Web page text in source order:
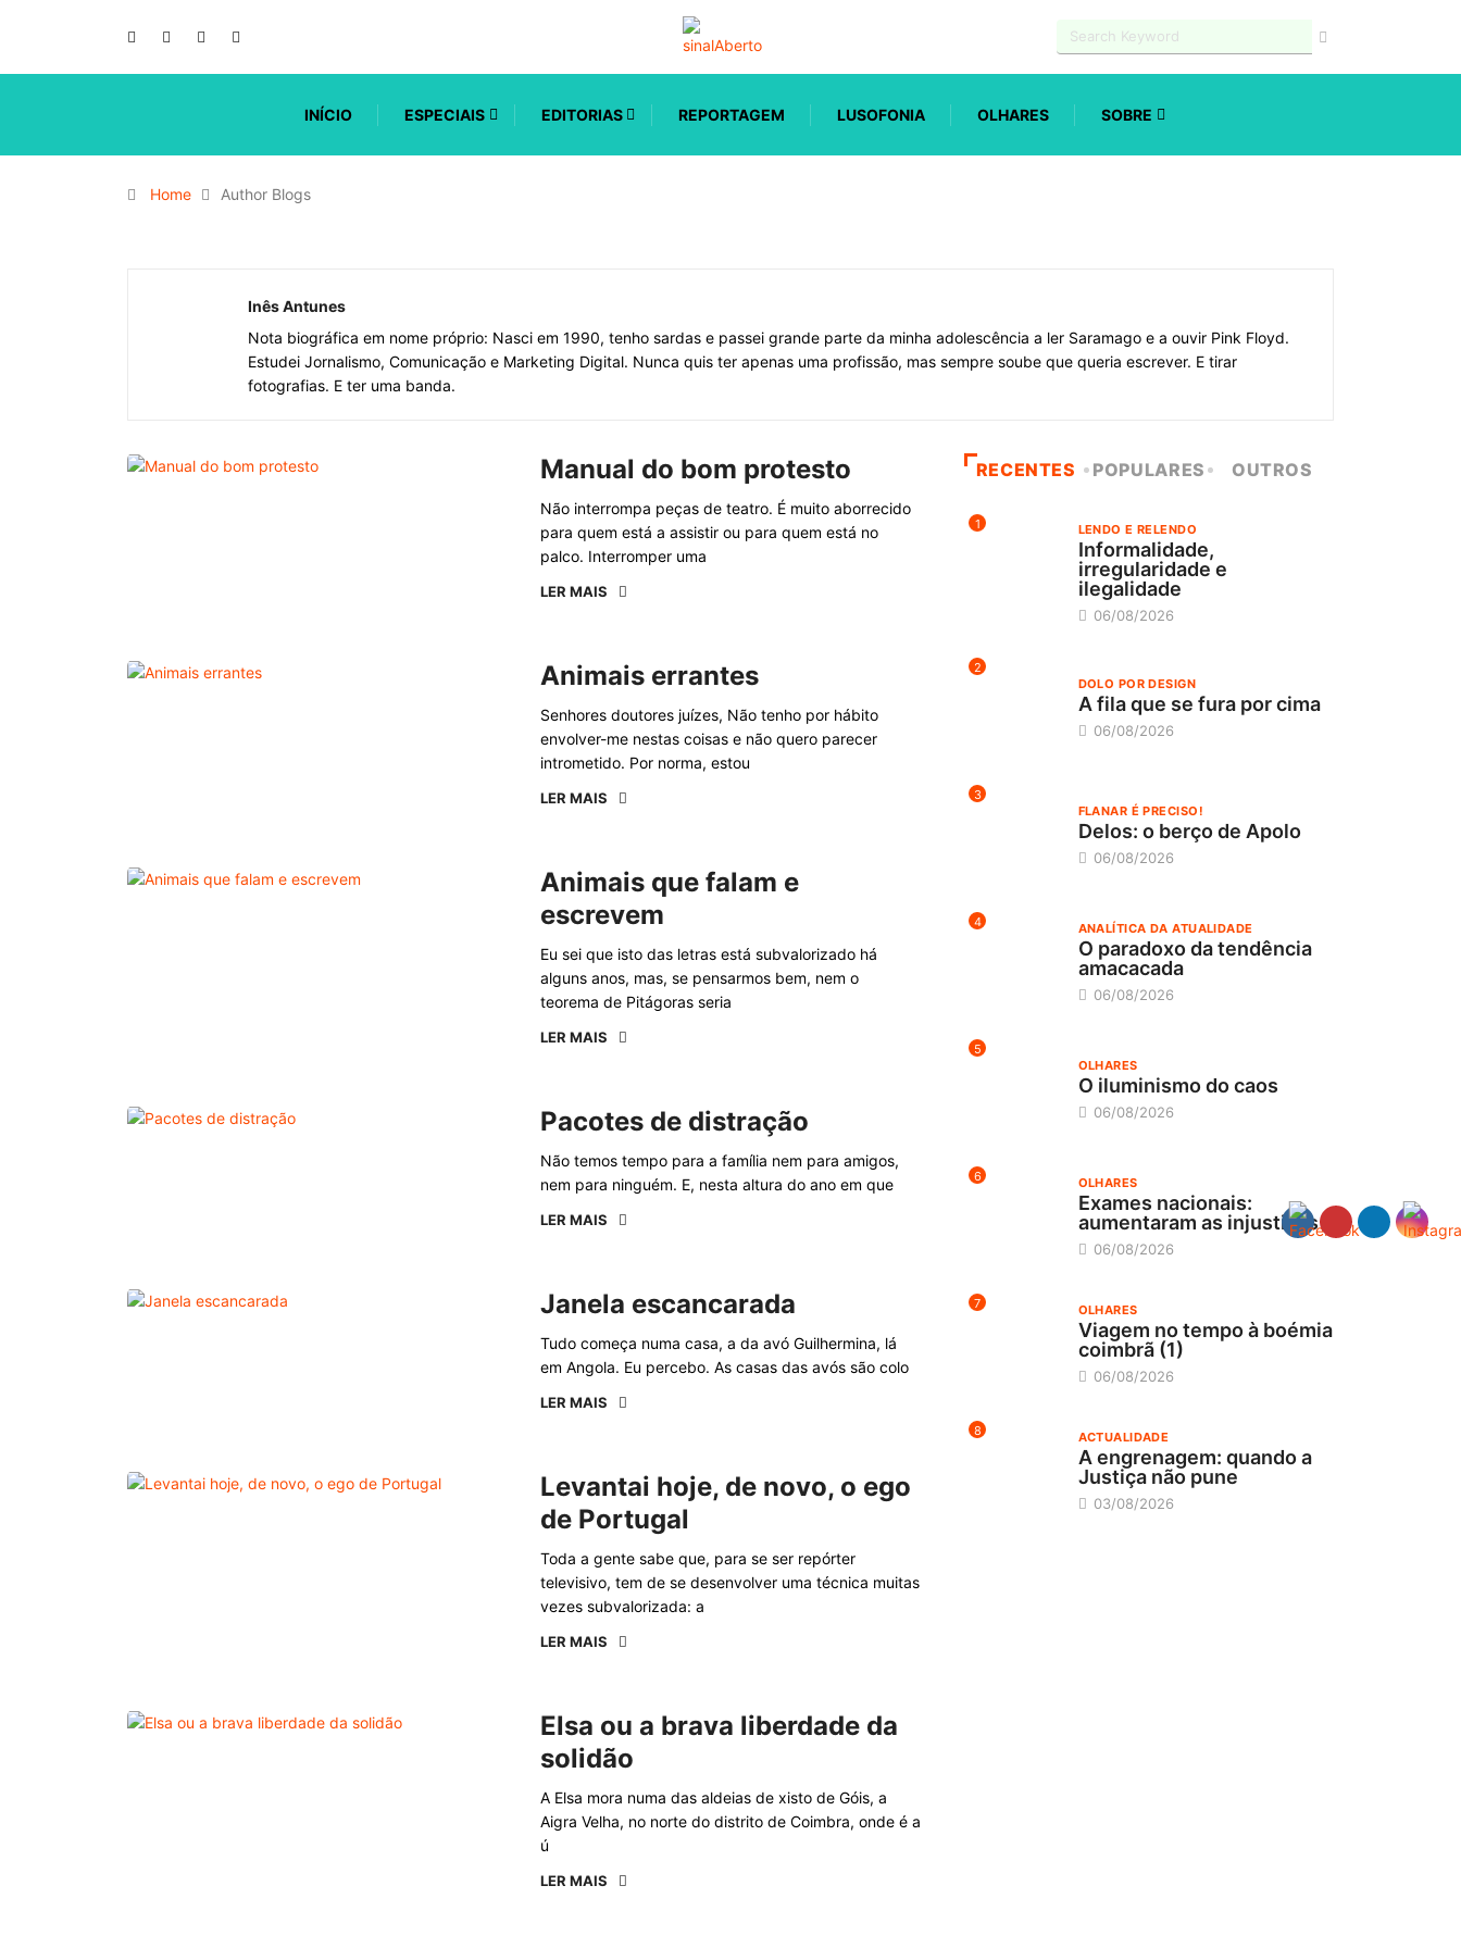
INÍCIO ESPECIAIS EDITORIAS REPORTAGEM LUSOFONIA OLHARES SOBRE
Home Author Blogs
Inês Antunes
Nota biográfica em nome próprio: Nasci em 1990, tenho sardas e passei grande parte da minha adolescência a ler Saramago e a ouvir Pink Floyd.
Estudei Jornalismo, Comunicação e Marketing Digital. Nunca quis ter apenas uma profissão, mas sempre soube que queria escrever. E tirar
fotografias. E ter uma banda.
Manual do bom protesto
Não interrompa peças de teatro. É muito aborrecido
para quem está a assistir ou para quem está no
palco. Interromper uma
LER MAIS
Animais errantes
Senhores doutores juízes, Não tenho por hábito
envolver-me nestas coisas e não quero parecer
intrometido. Por norma, estou
LER MAIS
Animais que falam e
escrevem
Eu sei que isto das letras está subvalorizado há
alguns anos, mas, se pensarmos bem, nem o
teorema de Pitágoras seria
LER MAIS
Pacotes de distração
Não temos tempo para a família nem para amigos,
nem para ninguém. E, nesta altura do ano em que
LER MAIS
Janela escancarada
Tudo começa numa casa, a da avó Guilhermina, lá
em Angola. Eu percebo. As casas das avós são colo
LER MAIS
Levantai hoje, de novo, o ego
de Portugal
Toda a gente sabe que, para se ser repórter
televisivo, tem de se desenvolver uma técnica muitas
vezes subvalorizada: a
LER MAIS
Elsa ou a brava liberdade da
solidão
A Elsa mora numa das aldeias de xisto de Góis, a
Aigra Velha, no norte do distrito de Coimbra, onde é a
ú
LER MAIS
RECENTES POPULARES OUTROS
1 LENDO E RELENDO
Informalidade,
irregularidade e
ilegalidade
06/08/2026
2
DOLO POR DESIGN
A fila que se fura por cima
06/08/2026
3
FLANAR É PRECISO!
Delos: o berço de Apolo
06/08/2026
4 ANALÍTICA DA ATUALIDADE
O paradoxo da tendência
amacacada
06/08/2026
5
OLHARES
O iluminismo do caos
06/08/2026
6 OLHARES
Exames nacionais:
aumentaram as injustiças
06/08/2026
7 OLHARES
Viagem no tempo à boémia
coimbrã (1)
06/08/2026
8 ACTUALIDADE
A engrenagem: quando a
Justiça não pune
03/08/2026